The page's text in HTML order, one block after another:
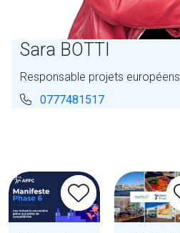
Sara BOTTI
Responsable projets européens
0777481517